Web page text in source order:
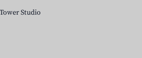
Studio